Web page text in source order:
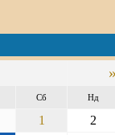
Сб Нд
1
2